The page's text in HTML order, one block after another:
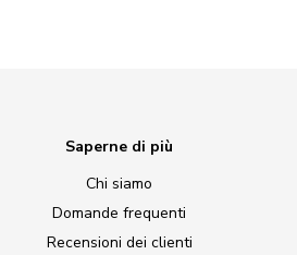
Saperne di più
Chi siamo
Domande frequenti
Recensioni dei clienti